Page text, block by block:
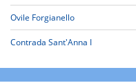
Ovile Forgianello
Contrada Sant'Anna I